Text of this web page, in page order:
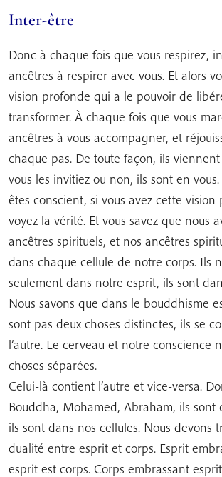
Inter-être
Donc à chaque fois que vous respirez,
ancêtres à respirer avec vous. Et alors
vision profonde qui a le pouvoir de
transformer. À chaque fois que vous
ancêtres à vous accompagner, et
chaque pas. De toute façon, ils
vous les invitiez ou non, ils sont en
êtes conscient, si vous avez cette vision
voyez la vérité. Et vous savez que nous
ancêtres spirituels, et nos ancêtres
dans chaque cellule de notre corps. Ils
seulement dans notre esprit, ils sont
Nous savons que dans le bouddhisme
sont pas deux choses distinctes, ils se
l’autre. Le cerveau et notre conscience
choses séparées.
Celui-là contient l’autre et vice-versa.
Bouddha, Mohamed, Abraham, ils sont
ils sont dans nos cellules. Nous devons
dualité entre esprit et corps. Esprit
esprit est corps. Corps embrassant